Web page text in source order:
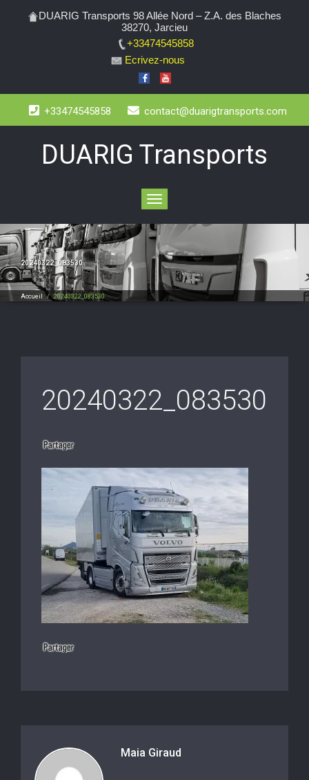
DUARIG Transports 98 Allée Nord – Z.A. des Blaches
38270, Jarcieu
+33474545858
Ecrivez-nous
+33474545858 contact@duarigtransports.com
DUARIG Transports
Toggle
navigation
20240322_083530
Accueil /.20240322_083530
20240322_083530
Maia Giraud